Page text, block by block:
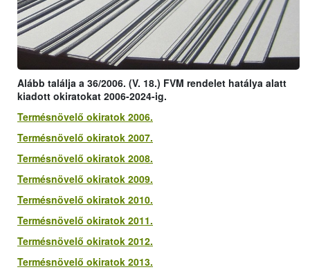
Alább találja a 36/2006. (V. 18.) FVM rendelet hatálya alatt
kiadott okiratokat 2006-2024-ig.
Termésnövelő okiratok 2006.
Termésnövelő okiratok 2007.
Termésnövelő okiratok 2008.
Termésnövelő okiratok 2009.
Termésnövelő okiratok 2010.
Termésnövelő okiratok 2011.
Termésnövelő okiratok 2012.
Termésnövelő okiratok 2013.